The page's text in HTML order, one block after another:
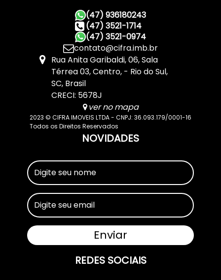
(47) 936180243
(47) 3521-1714
(47) 3521-0974
contato@cifra.imb.br
Rua Anita Garibaldi,06,Sala
Térrea 03,Centro, Rio do Sul,
SC, Brasil
CRECI: 5678J
ver no mapa
2023 © CIFRA IMOVEIS LTDA - CNPJ: 36.093.179/0001-16
Todos os Direitos Reservados
NOVIDADES
REDES SOCIAIS